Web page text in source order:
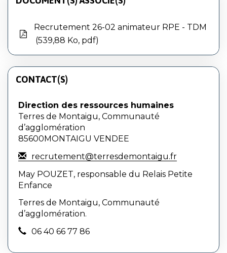
Recrutement 26-02 animateur RPE - TDM
539,88 Ko, pdf
CONTACT(S)
Direction des ressources humaines
Terres de Montaigu, Communauté
d’agglomération
85600MONTAIGU VENDEE
recrutement@terresdemontaigu.fr
May POUZET, responsable du Relais Petite
Enfance
Terres de Montaigu, Communauté
d’agglomération.
06 40 66 77 86